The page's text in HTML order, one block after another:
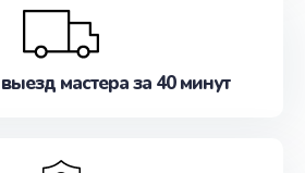
мастера за 40 минут